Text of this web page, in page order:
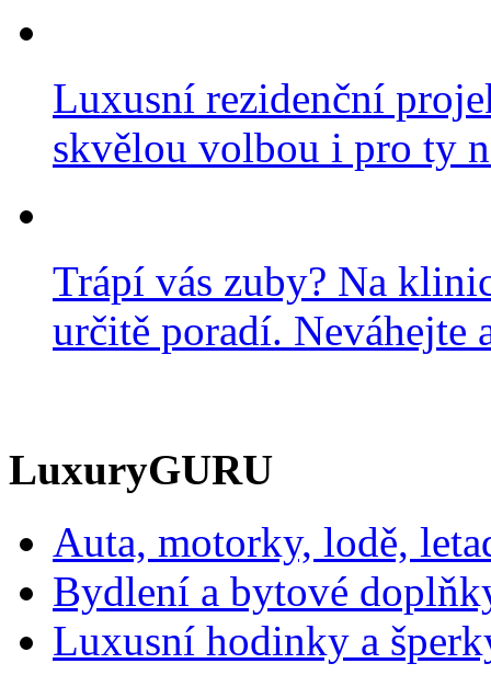
Luxusní rezidenční
skvělou volbou i pro ty
Trápí vás zuby? Na
určitě poradí. Neváhejte
LuxuryGURU
Auta, motorky, lodě,
Bydlení a bytové
Luxusní hodinky a